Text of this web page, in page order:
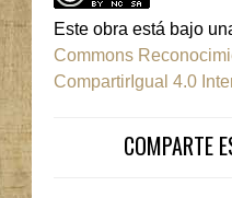
Este obra está bajo
Commons
CompartirIgual 4.0
COMPARTE